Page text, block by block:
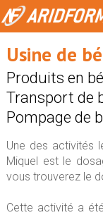
Usine de
Produits en
Transport de
Pompage de
Une des activités
Miquel est le
vous trouverez le
Cette activité a